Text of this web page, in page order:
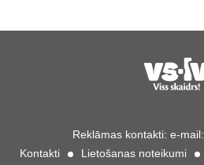
Reklāmas kontakti: e-mail:
Kontakti
Lietošanas noteikumi